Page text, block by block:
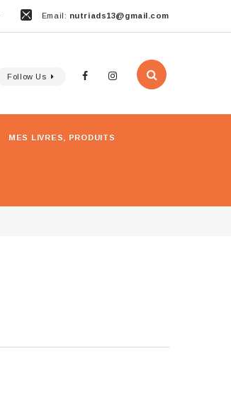
Email: nutriads13@gmail.com
Follow Us
MES LIVRES, PRODUITS